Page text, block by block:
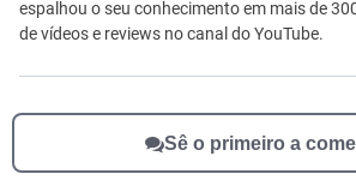
espalhou o seu conhecimento em mais de
de vídeos e reviews no canal do YouTube.
Sê o primeiro a